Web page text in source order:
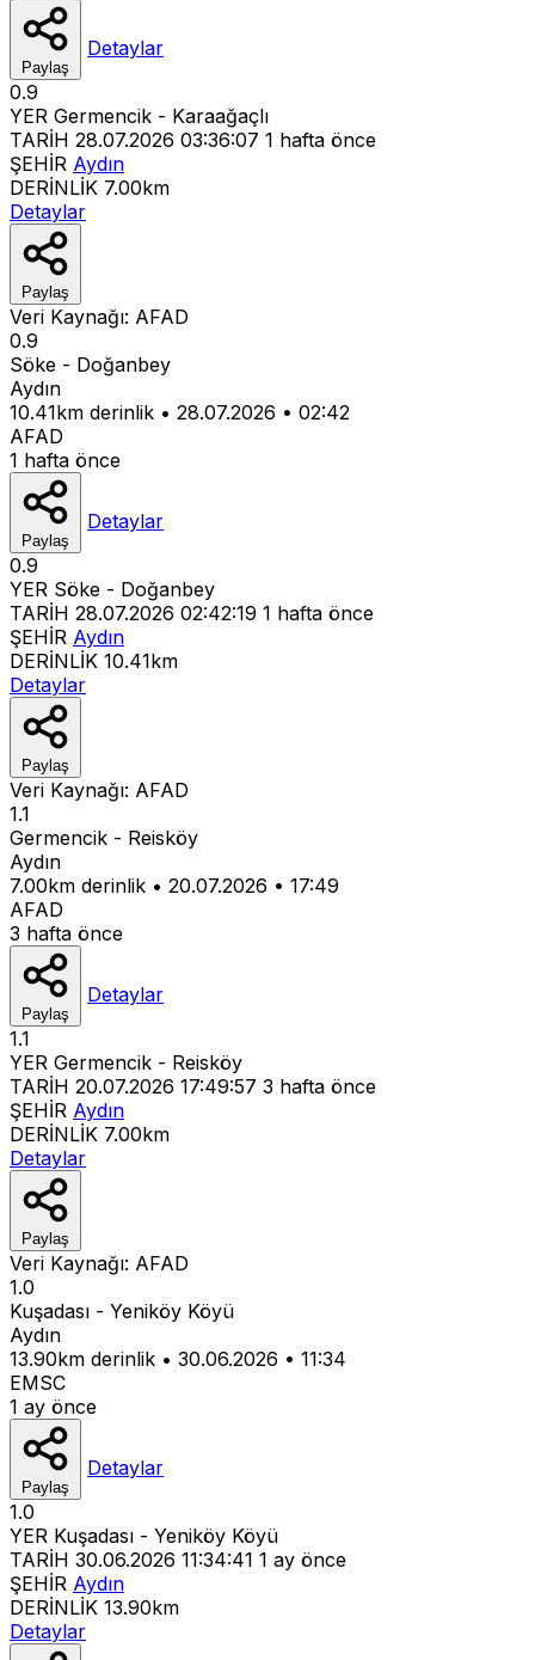
Paylaş
Detaylar
0.9
YER Germencik - Karaağaçlı
TARİH 28.07.2026 03:36:07 1 hafta önce
ŞEHİR Aydın
DERİNLİK 7.00km
Detaylar
Paylaş
Veri Kaynağı: AFAD
0.9
Söke - Doğanbey
Aydın
10.41km derinlik • 28.07.2026 • 02:42
AFAD
1 hafta önce
Paylaş
Detaylar
0.9
YER Söke - Doğanbey
TARİH 28.07.2026 02:42:19 1 hafta önce
ŞEHİR Aydın
DERİNLİK 10.41km
Detaylar
Paylaş
Veri Kaynağı: AFAD
1.1
Germencik - Reisköy
Aydın
7.00km derinlik • 20.07.2026 • 17:49
AFAD
3 hafta önce
Paylaş
Detaylar
1.1
YER Germencik - Reisköy
TARİH 20.07.2026 17:49:57 3 hafta önce
ŞEHİR Aydın
DERİNLİK 7.00km
Detaylar
Paylaş
Veri Kaynağı: AFAD
1.0
Kuşadası - Yeniköy Köyü
Aydın
13.90km derinlik • 30.06.2026 • 11:34
EMSC
1 ay önce
Paylaş
Detaylar
1.0
YER Kuşadası - Yeniköy Köyü
TARİH 30.06.2026 11:34:41 1 ay önce
ŞEHİR Aydın
DERİNLİK 13.90km
Detaylar